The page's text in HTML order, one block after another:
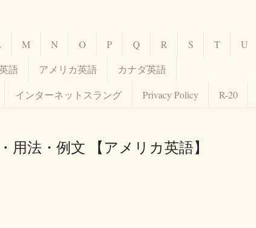
M N O P Q R S T
U
語 アメリカ英語 カナダ英語
インターネットスラング Privacy Policy R-20
用法・例文 【アメリカ英語】